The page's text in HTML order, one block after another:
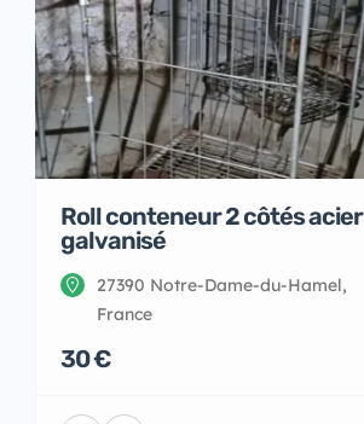
Roll conteneur 2 côtés acier
galvanisé
27390 Notre-Dame-du-Hamel,
France
30 €